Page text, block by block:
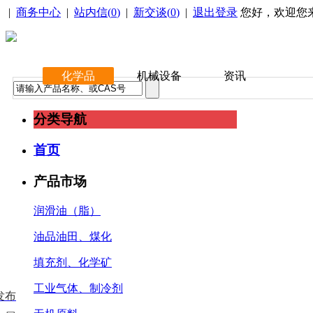
| 商务中心 | 站内信(0) | 新交谈(0) | 退出登录 您好，欢迎您
化学品 机械设备 资讯
分类导航
首页
产品市场
润滑油（脂）
油品油田、煤化
填充剂、化学矿
工业气体、制冷剂
布